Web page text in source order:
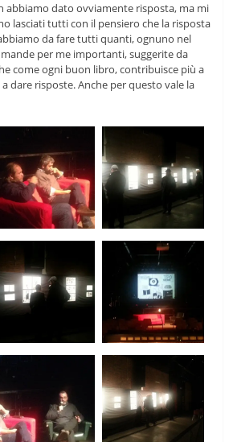
abbiamo dato ovviamente risposta, ma mi
lasciati tutti con il pensiero che la risposta
da fare tutti quanti, ognuno nel
per me importanti, suggerite da
come ogni buon libro, contribuisce più a
dare risposte. Anche per questo vale la